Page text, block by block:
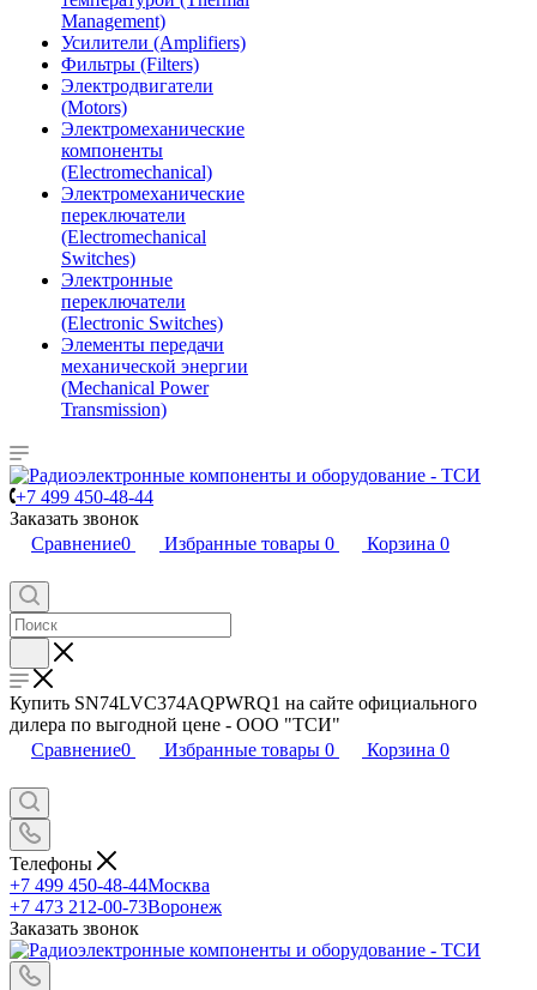
Management)
Усилители (Amplifiers)
Фильтры (Filters)
Электродвигатели
(Motors)
Электромеханические
компоненты
(Electromechanical)
Электромеханические
переключатели
(Electromechanical
Switches)
Электронные
переключатели
(Electronic Switches)
Элементы передачи
механической энергии
(Mechanical Power
Transmission)
+7 499 450-48-44
Заказать звонок
Сравнение0 Избранные товары 0 Корзина 0
Купить SN74LVC374AQPWRQ1 на сайте официального
дилера по выгодной цене - ООО "ТСИ"
Сравнение0 Избранные товары 0 Корзина 0
Телефоны
+7 499 450-48-44Москва
+7 473 212-00-73Воронеж
Заказать звонок